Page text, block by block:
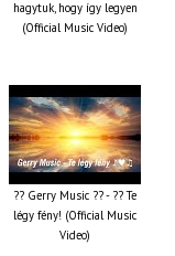
hagytuk, hogy így legyen
(Official Music Video)
?? Gerry Music ?? - ?? Te
légy fény! (Official Music
Video)